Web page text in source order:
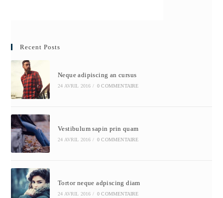
Recent Posts
Neque adipiscing an cursus
24 AVRIL 2016 / 0 COMMENTAIRE
Vestibulum sapin prin quam
24 AVRIL 2016 / 0 COMMENTAIRE
Tortor neque adpiscing diam
24 AVRIL 2016 / 0 COMMENTAIRE